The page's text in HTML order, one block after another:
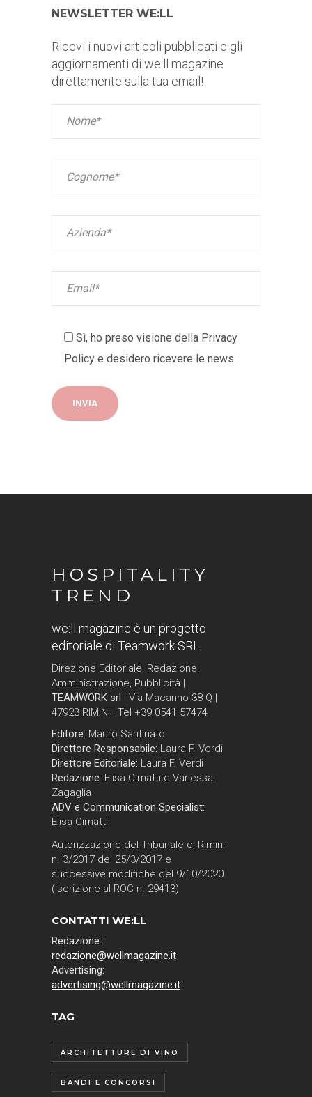
NEWSLETTER WE:LL
Ricevi i nuovi articoli pubblicati e gli
aggiornamenti di we:ll magazine
direttamente sulla tua email!
Sì, ho preso visione della Privacy
Policy e desidero ricevere le news
HOSPITALITY
TREND
we:ll magazine è un progetto
editoriale di Teamwork SRL
Direzione Editoriale, Redazione,
Amministrazione, Pubblicità |
TEAMWORK srl
| Via Macanno 38 Q |
47923 RIMINI | Tel +39 0541 57474
Editore: Mauro Santinato
Direttore Responsabile: Laura F. Verdi
Direttore Editoriale: Laura F. Verdi
Redazione: Elisa Cimatti e Vanessa
Zagaglia
ADV e Communication Specialist:
Elisa Cimatti
Autorizzazione del Tribunale di Rimini
n. 3/2017 del 25/3/2017 e
successive modifiche del 9/10/2020
(Iscrizione al ROC n. 29413)
CONTATTI WE:LL
Redazione:
redazione@wellmagazine.it
Advertising:
advertising@wellmagazine.it
TAG
ARCHITETTURE DI VINO
BANDI E CONCORSI